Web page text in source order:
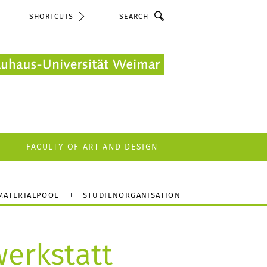
SHORTCUTS
FACULTY OF ART AND DESIGN
STUDIENORGANISATION